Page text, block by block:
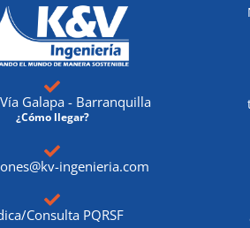
Galapa - Barranquilla
¿Cómo llegar?
ingenieria.com
Consulta PQRSF